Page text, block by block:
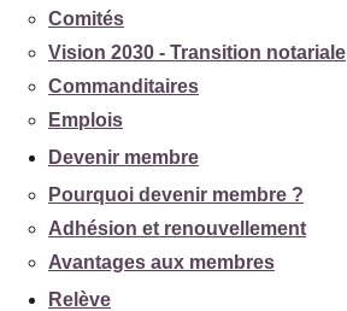
Comités
Vision 2030 - Transition notariale
Commanditaires
Emplois
Devenir membre
Pourquoi devenir membre ?
Adhésion et renouvellement
Avantages aux membres
Relève